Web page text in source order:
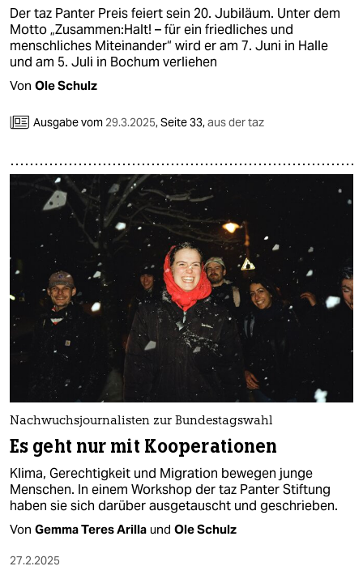
Der taz Panter Preis feiert sein 20. Jubiläum. Unter dem
Motto „Zusammen:Halt! – für ein friedliches und
menschliches Miteinander“ wird er am 7. Juni in Halle
und am 5. Juli in Bochum verliehen
Von Ole Schulz
Ausgabe vom 29.3.2025,Seite 33,aus der taz
Nachwuchsjournalisten zur Bundestagswahl
Es geht nur mit Kooperationen
Klima, Gerechtigkeit und Migration bewegen junge
Menschen. In einem Workshop der taz Panter Stiftung
haben sie sich darüber ausgetauscht und geschrieben.
Von Gemma Teres Arilla und Ole Schulz
27.2.2025